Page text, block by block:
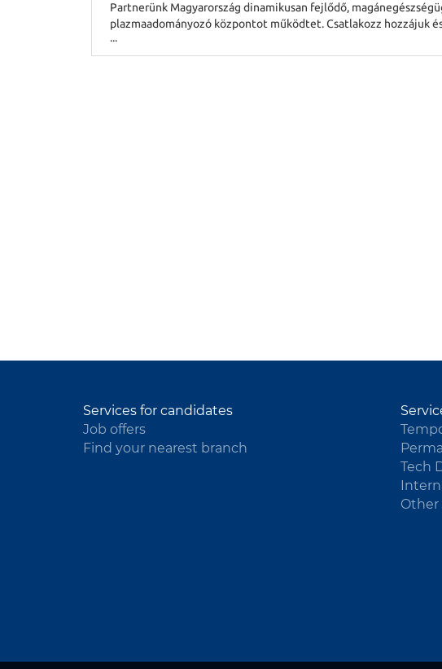
Partnerünk Magyarország dinamikusan fejlődő,
plazmaadományozó központot működtet. Csatlakozz hozzájuk
elbírálása, fizikális vizsgálat, kórelőzmény, panaszok
...
Services for candidates
Job offers
Find your nearest branch
Tech
Other